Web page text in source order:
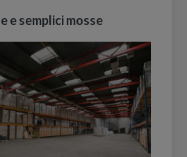
e semplici mosse